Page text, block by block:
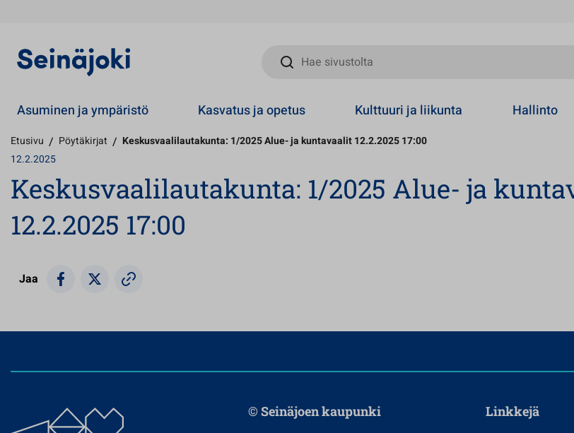
Hae sivustolta
Asuminen ja ympäristö Kasvatus ja opetus Kulttuuri ja liikunta Hallinto
Etusivu / Pöytäkirjat / Keskusvaalilautakunta: 1/2025 Alue- ja kuntavaalit 12.2.2025 17:00
12.2.2025
Keskusvaalilautakunta: 1/2025 Alue- ja
12.2.2025 17:00
Jaa
© Seinäjoen kaupunki
Linkkejä